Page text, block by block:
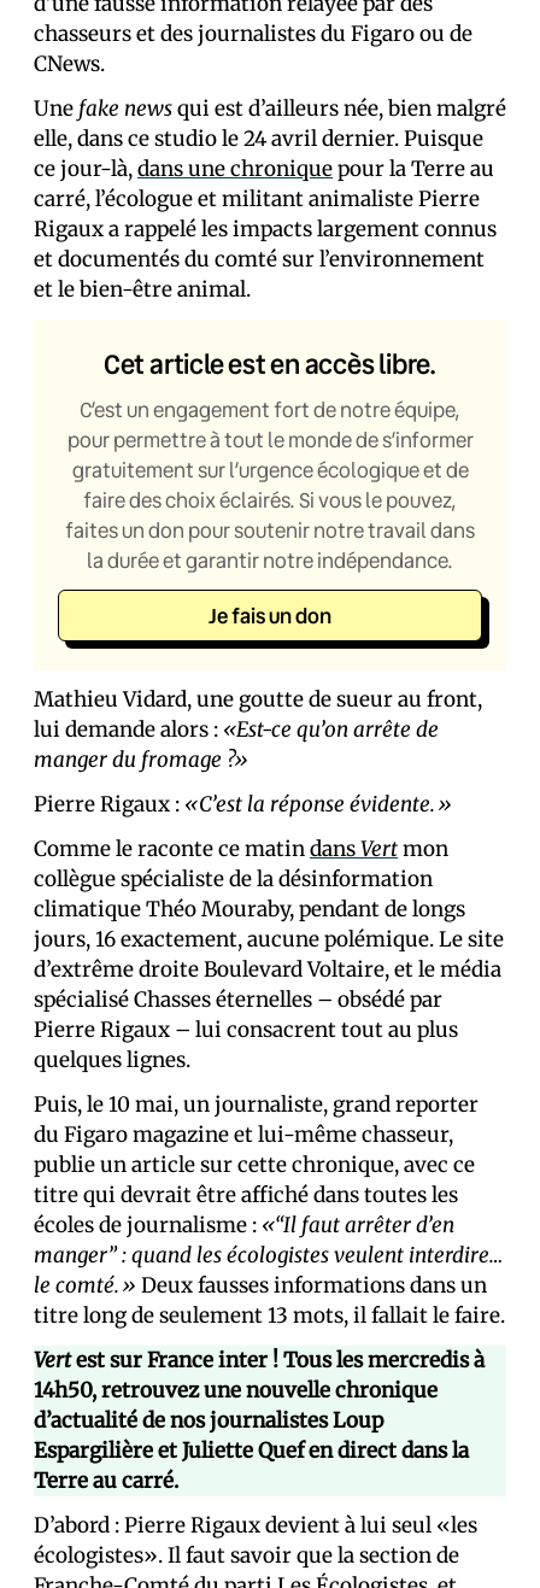
chasseurs et des journalistes du Figaro ou de
CNews.
Une fake newsqui est d’ailleurs née, bien malgré
elle, dans ce studio le 24 avril dernier. Puisque
ce jour-là,dans une chroniquepour la Terre au
carré, l’écologue et militant animaliste Pierre
Rigaux a rappelé les impacts largement connus
et documentés du comté sur l’environnement
et le bien-être animal.
Cet article est en accès libre.
C’est un engagement fort de notre équipe,
pour permettre à tout le monde de s’informer
gratuitement sur l’urgence écologique et de
faire des choix éclairés. Si vous le pouvez,
faites un don pour soutenir notre travail dans
la durée et garantir notre indépendance.
Je fais un don
Mathieu Vidard, une goutte de sueur au front,
lui demande alors : «Est-ce qu’on arrête de
manger du fromage ?»
Pierre Rigaux : «C’est la réponse évidente.»
Comme le raconte ce matindansVertmon
collègue spécialiste de la désinformation
climatique Théo Mouraby, pendant de longs
jours, 16 exactement, aucune polémique. Le site
d’extrême droite Boulevard Voltaire, et le média
spécialisé Chasses éternelles – obsédé par
Pierre Rigaux – lui consacrent tout au plus
quelques lignes.
Puis, le 10 mai, un journaliste, grand reporter
du Figaro magazine et lui-même chasseur,
publie un article sur cette chronique, avec ce
titre qui devrait être affiché dans toutes les
écoles de journalisme : «“Il faut arrêter d’en
manger” : quand les écologistes veulent interdire…
le comté.» Deux fausses informations dans un
titre long de seulement 13 mots, il fallait le faire.
Vertest sur France inter ! Tous les mercredis à
14h50, retrouvez une nouvelle chronique
d’actualité de nos journalistes Loup
Espargilière et Juliette Quef en direct dans la
Terre au carré.
D’abord : Pierre Rigaux devient à lui seul «les
écologistes». Il faut savoir que la section de